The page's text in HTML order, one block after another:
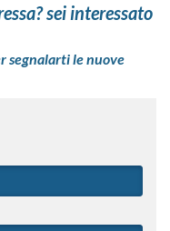
segnalarti le nuove